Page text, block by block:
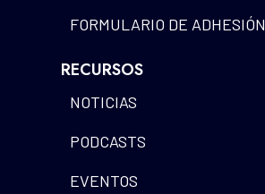
FORMULARIO DE ADHESIÓN
RECURSOS
NOTICIAS
PODCASTS
EVENTOS